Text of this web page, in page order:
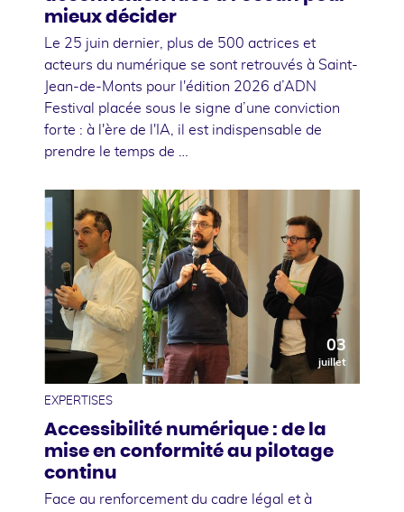
mieux décider
Le 25 juin dernier, plus de 500 actrices et
acteurs du numérique se sont retrouvés à Saint-
Jean-de-Monts pour l'édition 2026 d’ADN
Festival placée sous le signe d’une conviction
forte : à l'ère de l'IA, il est indispensable de
prendre le temps de …
03
juillet
EXPERTISES
Accessibilité numérique : de la
mise en conformité au pilotage
continu
Face au renforcement du cadre légal et à